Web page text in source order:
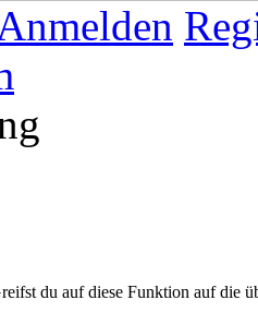
Anmelden
du auf diese Funktion auf die